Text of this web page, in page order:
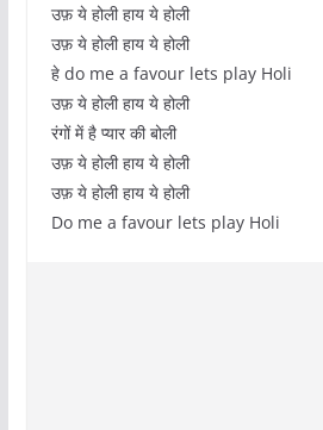
उफ़ ये होली हाय ये होली
उफ़ ये होली हाय ये होली
हे do me a favour lets play Holi
उफ़ ये होली हाय ये होली
रंगों में है प्यार की बोली
उफ़ ये होली हाय ये होली
उफ़ ये होली हाय ये होली
Do me a favour lets play Holi